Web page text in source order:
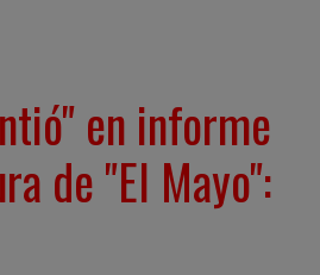
en informe
de "El Mayo":